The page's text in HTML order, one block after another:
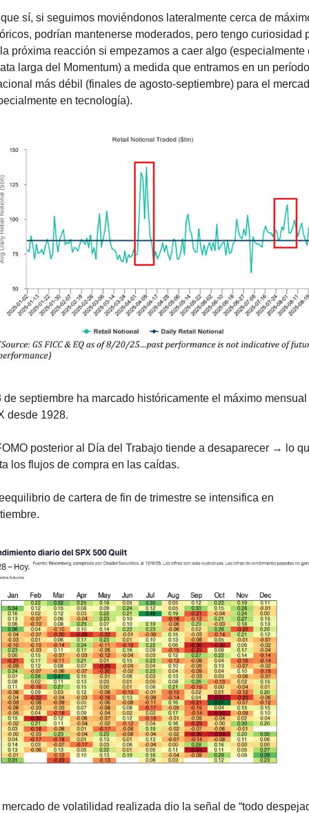
sí, si seguimos moviéndonos lateralmente cerca de
podrían mantenerse moderados, pero tengo curiosidad
próxima reacción si empezamos a caer algo (especialmente
larga del Momentum) a medida que entramos en un período
más débil (finales de agosto-septiembre) para el
en tecnología).
de septiembre ha marcado históricamente el máximo
desde 1928.
posterior al Día del Trabajo tiende a desaparecer → lo
los flujos de compra en las caídas.
de cartera de fin de trimestre se intensifica en
de volatilidad realizada dio la señal de “todo